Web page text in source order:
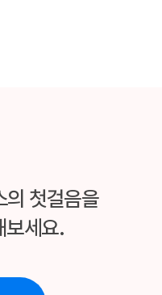
의 첫걸음을
보세요.